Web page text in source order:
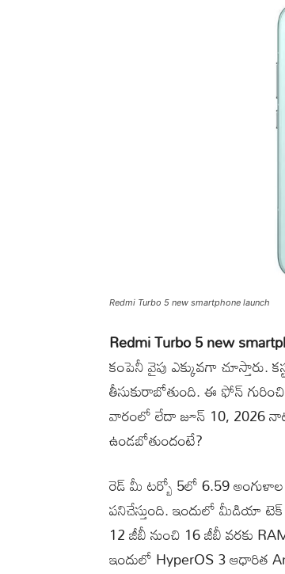
Redmi Turbo 5 new smartphone launch
Redmi Turbo 5 new
కంపెనీ వైపు ఎక్కువగా చూస్తారు.
తీసుకురాబోతుంది. ఈ ఫోన్
వారంలో లేదా జూన్ 10, 2026
ఉండబోతుందంటే?
రెడ్ మీ టర్బో 5లో 6.59 అంగుళాల
పనిచేస్తుంది. ఇందులో మీడియా
12 జీబీ నుంచి 16 జీబీ వరకు
ఇందులో HyperOS 3 ఆధారిత